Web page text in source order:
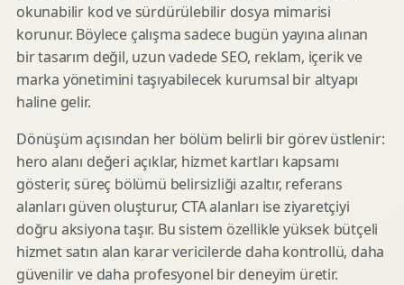
okunabilir kod ve sürdürülebilir dosya mimarisi
korunur. Böylece çalışma sadece bugün yayına alınan
bir tasarım değil, uzun vadede SEO, reklam, içerik ve
marka yönetimini taşıyabilecek kurumsal bir altyapı
haline gelir.
Dönüşüm açısından her bölüm belirli bir görev üstlenir:
hero alanı değeri açıklar, hizmet kartları kapsamı
gösterir, süreç bölümü belirsizliği azaltır, referans
alanları güven oluşturur, CTA alanları ise ziyaretçiyi
doğru aksiyona taşır. Bu sistem özellikle yüksek bütçeli
hizmet satın alan karar vericilerde daha kontrollü, daha
güvenilir ve daha profesyonel bir deneyim üretir.